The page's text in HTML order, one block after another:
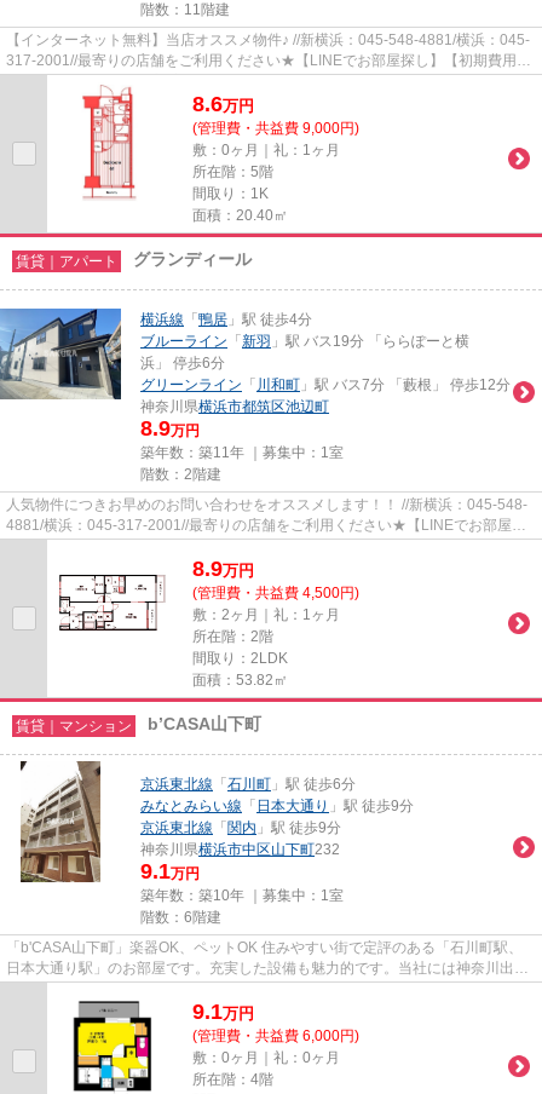
階数：11階建
【インターネット無料】当店オススメ物件♪ //新横浜：045-548-4881/横浜：045-
317-2001//最寄りの店舗をご利用ください★【LINEでお部屋探し】【初期費用分
割払い】【19時以降も対応】...
8.6万円
(管理費・共益費 9,000円)
敷：0ヶ月｜礼：1ヶ月
所在階：5階
間取り：1K
面積：20.40㎡
賃貸｜アパート グランディール
横浜線 「 鴨居 」駅 徒歩4分
ブルーライン 「 新羽 」駅 バス19分 「ららぽーと横
浜」 停歩6分
グリーンライン 「 川和町 」駅 バス7分 「藪根」 停歩12分
神奈川県横浜市都筑区池辺町
8.9万円
築年数：築11年 ｜募集中： 1室
階数：2階建
人気物件につきお早めのお問い合わせをオススメします！！ //新横浜：045-548-
4881/横浜：045-317-2001//最寄りの店舗をご利用ください★【LINEでお部屋探
8.9万円
(管理費・共益費 4,500円)
敷：2ヶ月｜礼：1ヶ月
所在階：2階
間取り：2LDK
面積：53.82㎡
賃貸｜マンション b’CASA山下町
京浜東北線 「 石川町 」駅 徒歩6分
みなとみらい線 「 日本大通り 」駅 徒歩9分
京浜東北線 「 関内 」駅 徒歩9分
神奈川県横浜市中区山下町232
9.1万円
築年数：築10年 ｜募集中： 1室
階数：6階建
「b'CASA山下町」楽器OK、ペットOK 住みやすい街で定評のある「石川町駅、
日本大通り駅」のお部屋です。充実した設備も魅力的です。当社には神奈川出身
9.1万円
(管理費・共益費 6,000円)
敷：0ヶ月｜礼：0ヶ月
所在階：4階